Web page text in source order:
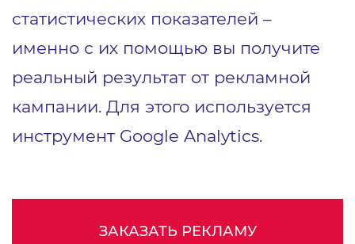
статистических показателей –
именно с их помощью вы получите
реальный результат от рекламной
кампании. Для этого используется
инструмент Google Analytics.
ЗАКАЗАТЬ РЕКЛАМУ